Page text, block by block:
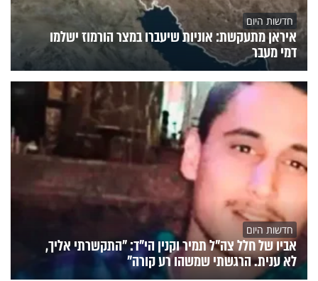
חדשות היום
איראן מתעקשת: אוניות שיעברו במצר הורמוז ישלמו
דמי מעבר
חדשות היום
אביו של חלל צה"ל תמיר וקנין הי"ד: "התקשרתי אליך,
לא ענית. הרגשתי שמשהו רע קורה"